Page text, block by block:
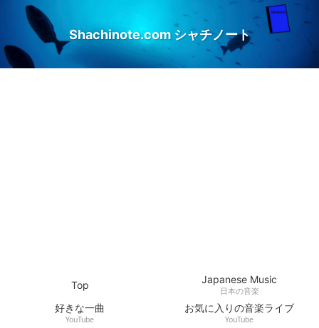
Shachinote.com シャチノート
Top Japanese Music
日本の音楽
好きな一曲
YouTube
お気に入りの音楽ライブ
YouTube